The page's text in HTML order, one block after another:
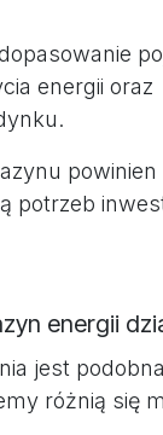
energii oraz
powinien
potrzeb
energii
jest
różnią się